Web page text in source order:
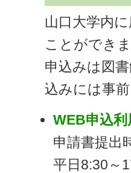
山口大学内
ことができ
申込みは図
込みには事
WEB申込
申請書提出
平日8:30～